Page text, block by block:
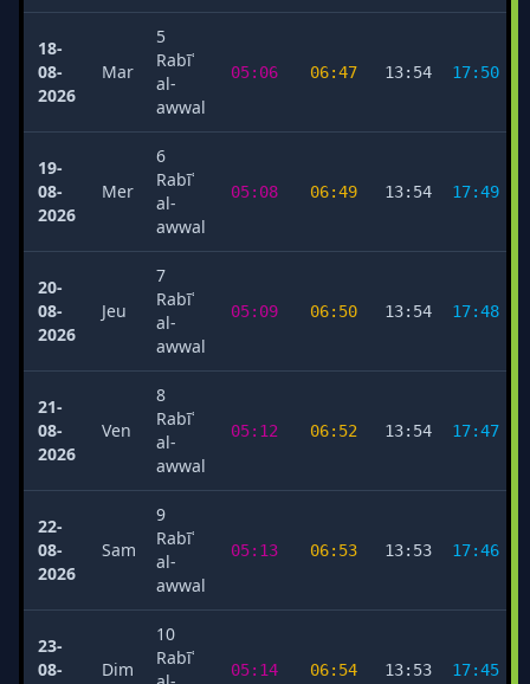
18-
08-
2026
Mar
5
Rabīʿ
al-
awwal
05:06 06:47 13:54 17:50
19-
08-
2026
Mer
6
Rabīʿ
al-
awwal
05:08 06:49 13:54 17:49
20-
08-
2026
Jeu
7
Rabīʿ
al-
awwal
05:09 06:50 13:54 17:48
21-
08-
2026
Ven
8
Rabīʿ
al-
awwal
05:12 06:52 13:54 17:47
22-
08-
2026
Sam
9
Rabīʿ
al-
awwal
05:13 06:53 13:53 17:46
23-
08-
Dim
10
Rabīʿ
05:14 06:54 13:53 17:45